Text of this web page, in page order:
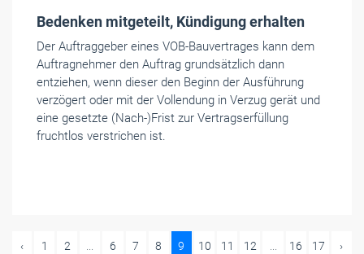
Bedenken mitgeteilt, Kündigung erhalten
Der Auftraggeber eines VOB-Bauvertrages kann dem
Auftragnehmer den Auftrag grundsätzlich dann
entziehen, wenn dieser den Beginn der Ausführung
verzögert oder mit der Vollendung in Verzug gerät und
eine gesetzte (Nach-)Frist zur Vertragserfüllung
fruchtlos verstrichen ist.
‹ 1 2 ... 6 7 8 9 10 11 12 ... 16 17 ›